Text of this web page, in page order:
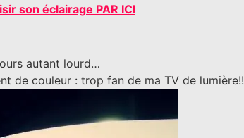
son éclairage PAR ICI
autant lourd…
de couleur : trop fan de ma TV de lumière!!